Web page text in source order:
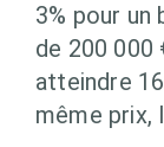
3% pour un
de 200 000
atteindre
même prix,